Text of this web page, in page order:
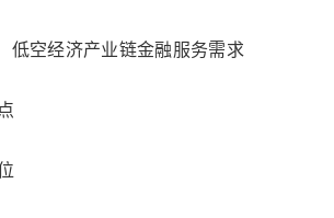
低空经济产业链金融服务需求